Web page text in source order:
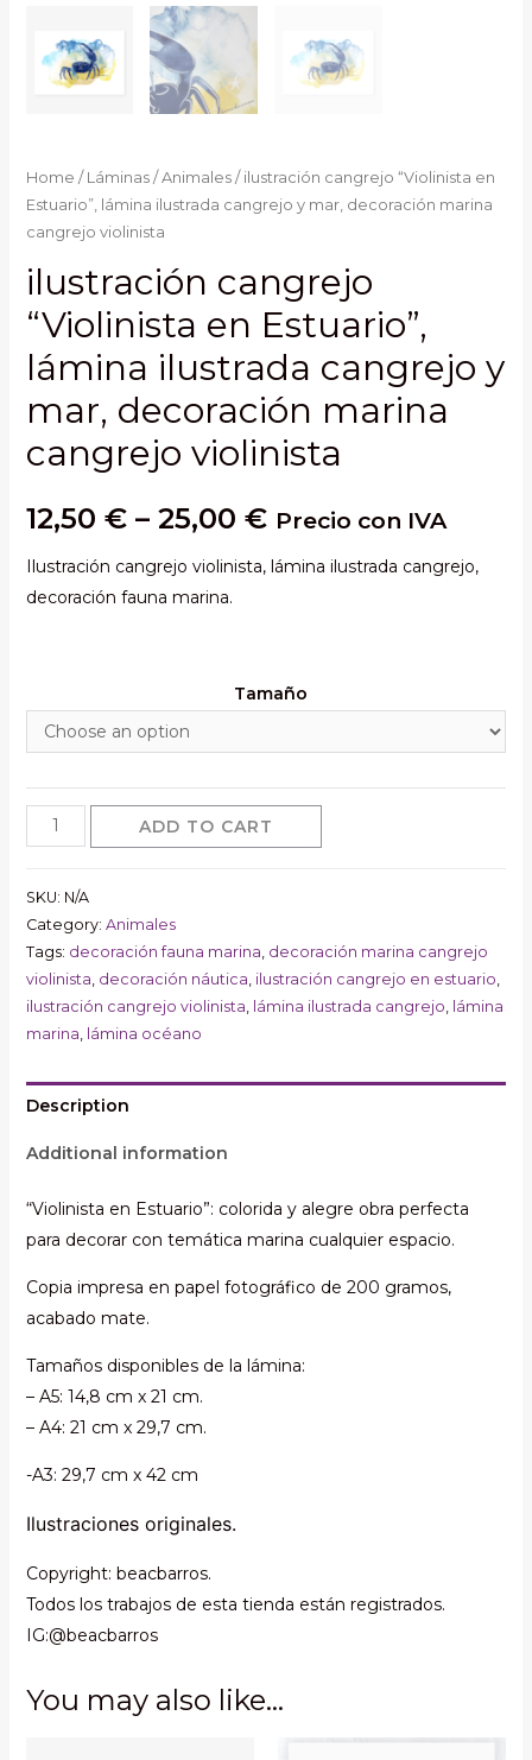
Home / Láminas/ Animales/ ilustración cangrejo “Violinista en
Estuario”, lámina ilustrada cangrejo y mar, decoración marina
cangrejo violinista
ilustración cangrejo
“Violinista en Estuario”,
lámina ilustrada cangrejo y
mar, decoración marina
cangrejo violinista
12,50 €– 25,00 € Precio con IVA
Ilustración cangrejo violinista, lámina ilustrada cangrejo,
decoración fauna marina.
Tamaño
ilustración
cangrejo
Estuario",
lámina
ilustrada
cangrejo
mar,
marina
violinista
quantity
ADD TO CART
SKU: N/A
Category: Animales
Tags: decoración fauna marina, decoración marina cangrejo
violinista, decoración náutica, ilustración cangrejo en estuario,
ilustración cangrejo violinista, lámina ilustrada cangrejo, lámina
marina, lámina océano
Description
Additional information
“Violinista en Estuario”: colorida y alegre obra perfecta
para decorar con temática marina cualquier espacio.
Copia impresa en papel fotográfico de 200 gramos,
acabado mate.
Tamaños disponibles de la lámina:
– A5: 14,8 cm x 21 cm.
– A4: 21 cm x 29,7 cm.
-A3: 29,7 cm x 42 cm
Ilustraciones originales.
Copyright: beacbarros.
Todos los trabajos de esta tienda están registrados.
IG:@beacbarros
You may also like…